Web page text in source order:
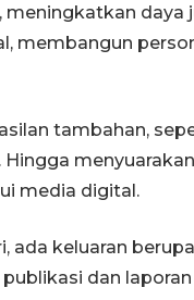
meningkatkan
membangun
tambahan,
media digital.
ada keluaran
dan